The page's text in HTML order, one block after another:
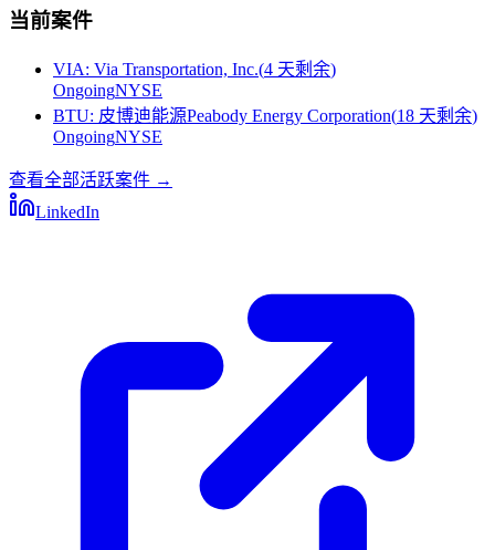
当前案件
VIA: Via Transportation, Inc.(4 天剩余)
OngoingNYSE
BTU: 皮博迪能源Peabody Energy Corporation(18 天剩余)
OngoingNYSE
查看全部活跃案件 →
LinkedIn